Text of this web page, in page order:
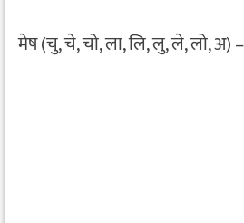
मेष (चु, चे, चो, ला, लि, लु, ले, लो, अ) –